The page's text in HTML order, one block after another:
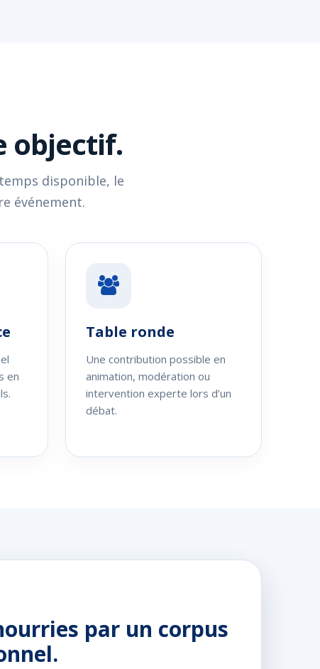
objectif.
disponible, le
événement.
en
Table ronde
Une contribution possible en
animation, modération ou
intervention experte lors d’un
débat.
par un corpus